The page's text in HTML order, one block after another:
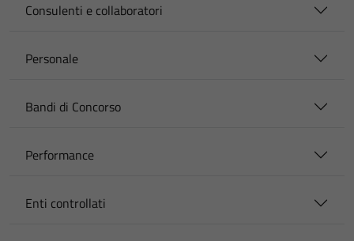
Consulenti e collaboratori
Personale
Bandi di Concorso
Performance
Enti controllati